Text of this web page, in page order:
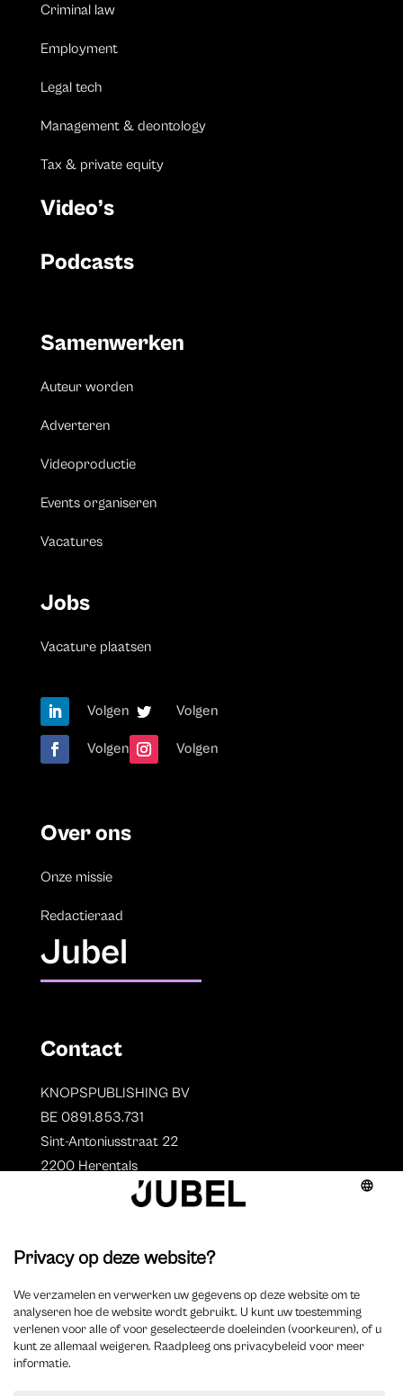
Criminal law
Employment
Legal tech
Management & deontology
Tax & private equity
Video’s
Podcasts
Samenwerken
Auteur worden
Adverteren
Videoproductie
Events organiseren
Vacatures
Jobs
Vacature plaatsen
Volgen Volgen
Volgen Volgen
Over ons
Onze missie
Redactieraad
Jubel
Contact
KNOPSPUBLISHING BV
BE 0891.853.731
Sint-Antoniusstraat 22
2200 Herentals
Auteurs
Overzicht auteurs
Auteur worden?